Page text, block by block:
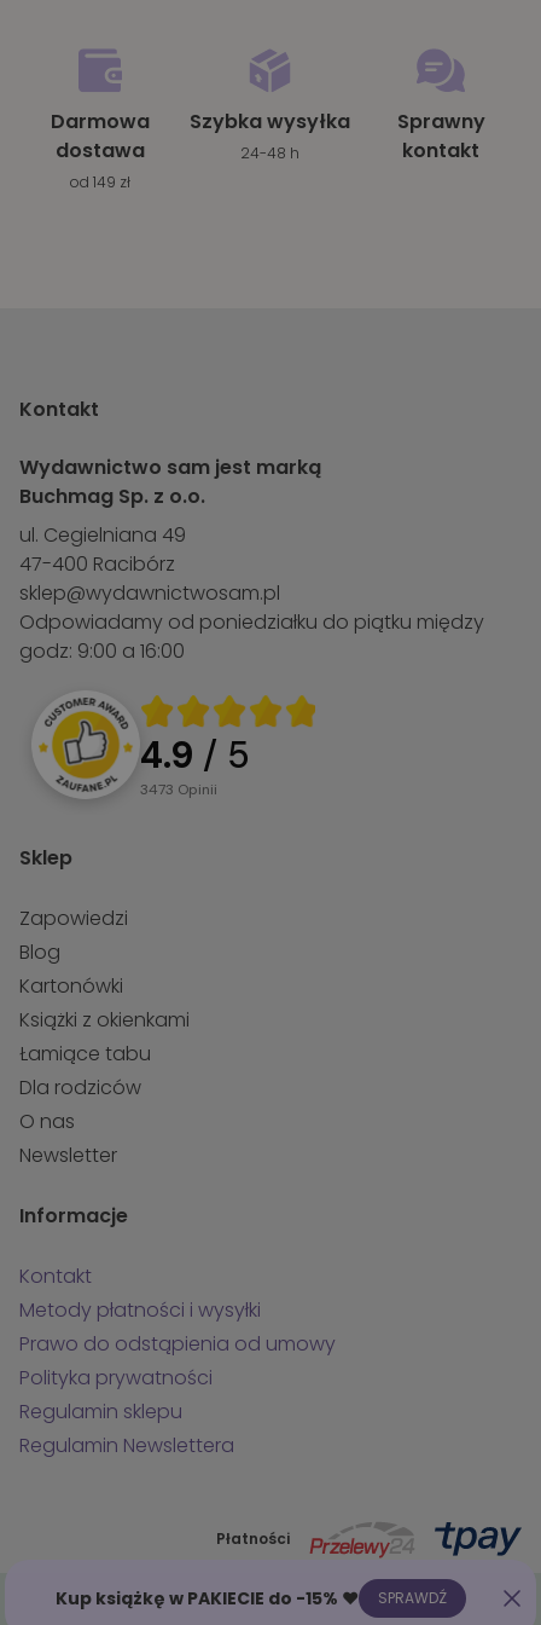
Darmowa
dostawa
od 149 zł
Szybka wysyłka
24-48 h
Sprawny
kontakt
Kontakt
Wydawnictwo sam jest marką
Buchmag Sp. z o.o.
ul. Cegielniana 49
47-400 Racibórz
sklep@wydawnictwosam.pl
Odpowiadamy od poniedziałku do piątku między
godz: 9:00 a 16:00
4.9 / 5
3473 opinii
Sklep
Zapowiedzi
Blog
Kartonówki
Książki z okienkami
Łamiące tabu
Dla rodziców
O nas
Newsletter
Informacje
Kontakt
Metody płatności i wysyłki
Prawo do odstąpienia od umowy
Polityka prywatności
Regulamin sklepu
Regulamin Newslettera
Płatności
Kup książkę w PAKIECIE do -15% ❤️ SPRAWDŹ